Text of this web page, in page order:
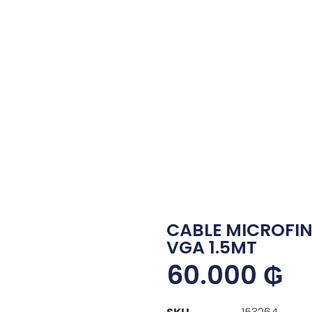
CABLE
VGA 1.5MT
60.000 ₲